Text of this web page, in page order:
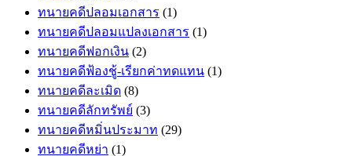
ทนายคดีปลอมเอกสาร (1)
ทนายคดีปลอมแปลงเอกสาร (1)
ทนายคดีฟอกเงิน (2)
ทนายคดีฟ้องชู้-เรียกค่าทดแทน (1)
ทนายคดีละเมิด (8)
ทนายคดีลักทรัพย์ (3)
ทนายคดีหมิ่นประมาท (29)
ทนายคดีหย่า (1)